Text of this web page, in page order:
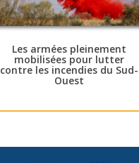
Les armées pleinement
mobilisées pour lutter
contre les incendies du Sud-
Ouest